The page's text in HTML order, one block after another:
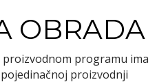
OBRADA
programu ima
proizvodnji